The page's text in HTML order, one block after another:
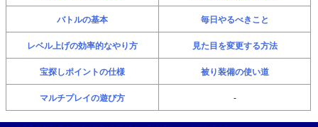
バトルの基本 毎日やるべきこと
レベル上げの効率的なやり方 見た目を変更する方法
宝探しポイントの仕様 被り装備の使い道
マルチプレイの遊び方 -